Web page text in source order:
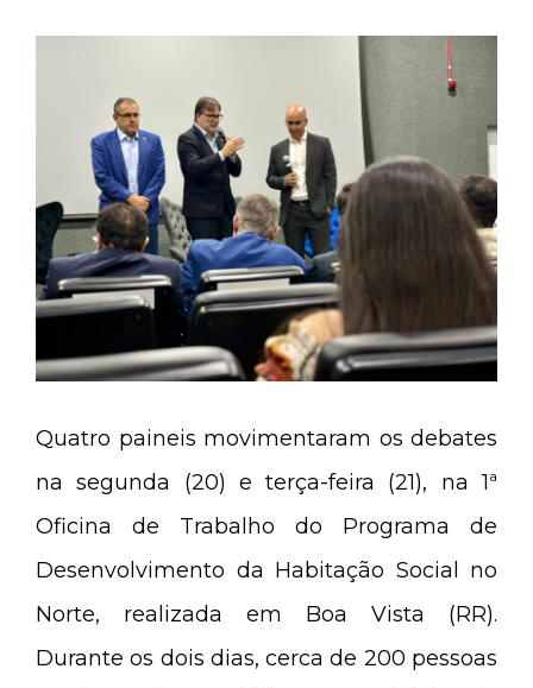
Quatro paineis movimentaram os debates
na segunda (20) e terça-feira (21), na 1ª
Oficina de Trabalho do Programa de
Desenvolvimento da Habitação Social no
Norte, realizada em Boa Vista (RR).
Durante os dois dias, cerca de 200 pessoas